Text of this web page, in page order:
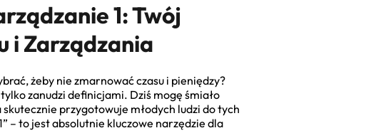
1: Twój
i Zarządzania
żeby nie zmarnować czasu i pieniędzy?
zanudzi definicjami. Dziś mogę śmiało
przygotowuje młodych ludzi do tych
– to jest absolutnie kluczowe narzędzie dla